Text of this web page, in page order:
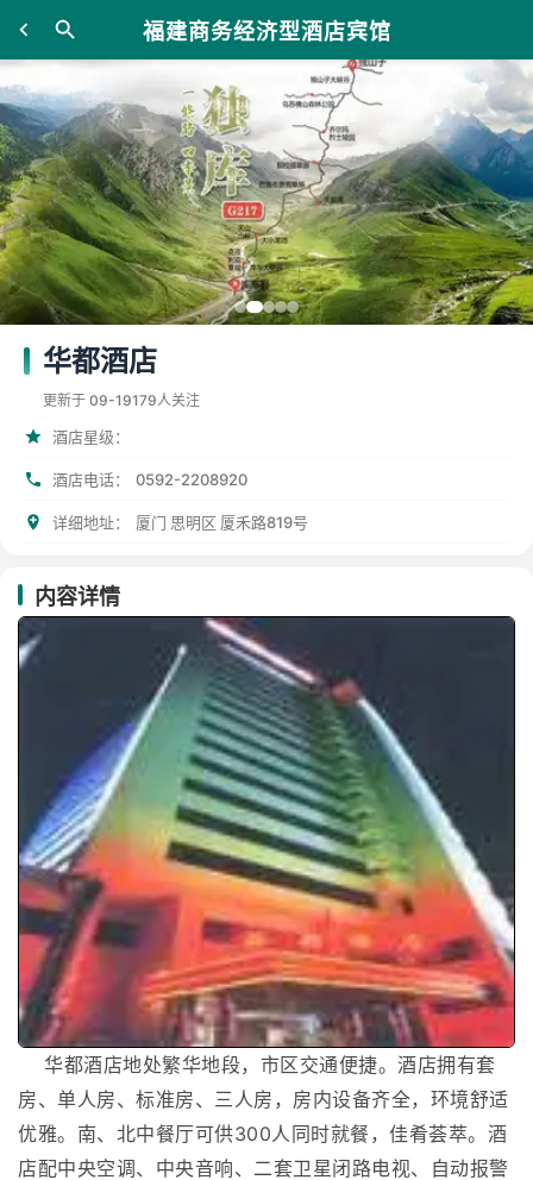
福建商务经济型酒店宾馆
华都酒店
更新于 09-19179人关注
酒店星级：
酒店电话： 0592-2208920
详细地址： 厦门 思明区 厦禾路819号
内容详情
华都酒店地处繁华地段，市区交通便捷。酒店拥有套
房、单人房、标准房、三人房，房内设备齐全，环境舒适
优雅。南、北中餐厅可供300人同时就餐，佳肴荟萃。酒
店配中央空调、中央音响、二套卫星闭路电视、自动报警